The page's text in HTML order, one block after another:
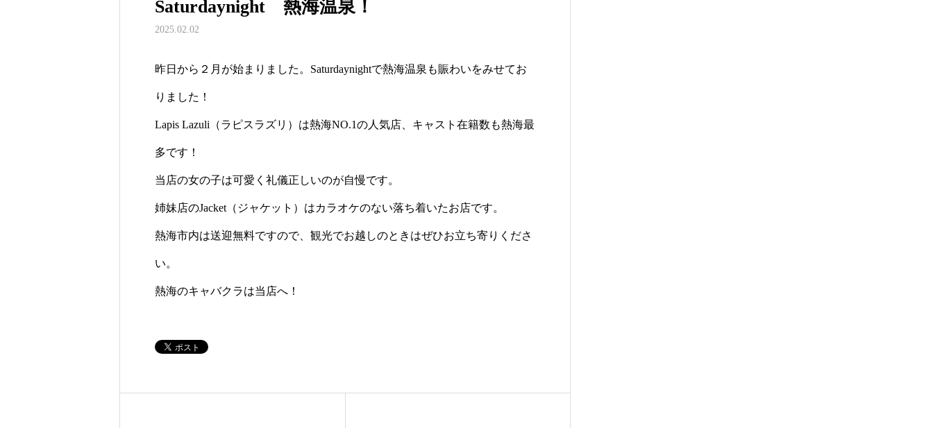
Saturdaynight 熱海温泉！
2025.02.02
昨日から２月が始まりました。Saturdaynightで熱海温泉も賑わいをみせてお
りました！
Lapis Lazuli（ラピスラズリ）は熱海NO.1の人気店、キャスト在籍数も熱海最
多です！
当店の女の子は可愛く礼儀正しいのが自慢です。
姉妹店のJacket（ジャケット）はカラオケのない落ち着いたお店です。
熱海市内は送迎無料ですので、観光でお越しのときはぜひお立ち寄りくださ
い。
熱海のキャバクラは当店へ！